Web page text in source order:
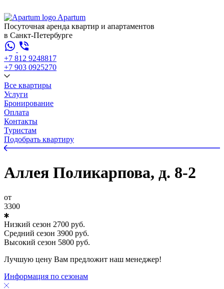
Apartum
Посуточная аренда квартир и апартаментов
в Санкт-Петербурге
+7 812 9248817
+7 903 0925270
Все квартиры
Услуги
Бронирование
Оплата
Контакты
Туристам
Подобрать квартиру
Аллея Поликарпова, д. 8-2
от
3300
Низкий сезон 2700 руб.
Средний сезон 3900 руб.
Высокий сезон 5800 руб.
Лучшую цену Вам предложит наш менеджер!
Информация по сезонам